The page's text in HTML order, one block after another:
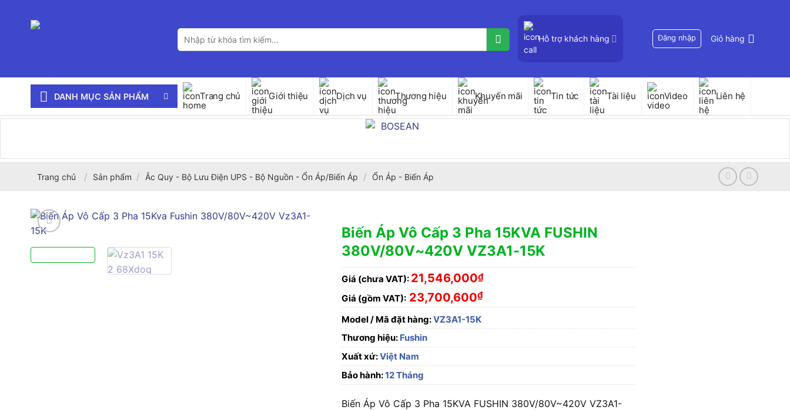
Tìm
kiếm:
Hỗ trợ khách hàng Đăng nhập Giỏ hàng
DANH MỤC SẢN PHẨM Trang chủ Giới thiệu Dịch vụ Thương hiệu Khuyến mãi Tin tức Tài liệu Video Liên hệ
Trang chủ / Sản phẩm / Ắc Quy - Bộ Lưu Điện UPS - Bộ Nguồn - Ổn Áp/Biến Áp / Ổn Áp - Biến Áp
Biến Áp Vô Cấp 3 Pha 15KVA FUSHIN
380V/80V~420V VZ3A1-15K
Giá (chưa VAT): 21,546,000₫
Giá (gồm VAT): 23,700,600₫
Model / Mã đặt hàng:VZ3A1-15K
Thương hiệu: Fushin
Xuất xứ:Việt Nam
Bảo hành:12 Tháng
Biến Áp Vô Cấp 3 Pha 15KVA FUSHIN 380V/80V~420V VZ3A1-